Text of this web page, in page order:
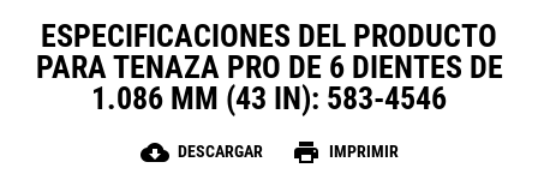
ESPECIFICACIONES DEL PRODUCTO
PARA TENAZA PRO DE 6 DIENTES DE
1.086 MM (43 IN): 583-4546
cloud_download DESCARGAR print IMPRIMIR